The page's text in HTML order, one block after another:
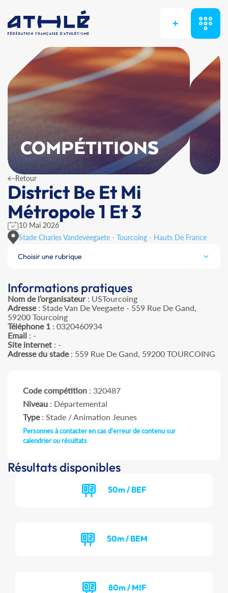
+
COMPÉTITIONS
Retour
District Be Et Mi
Métropole 1 Et 3
10 Mai 2026
Stade Charles Vandeveegaete - Tourcoing - Hauts De France
Choisir une rubrique
Informations pratiques
Nom de l’organisateur: USTourcoing
Adresse: Stade Van De Veegaete - 559 Rue De Gand,
59200 Tourcoing
Téléphone 1 : 0320460934
Email : -
Site internet : -
Adresse du stade: 559 Rue De Gand, 59200 TOURCOING
Code compétition : 320487
Niveau : Départemental
Type: Stade / Animation Jeunes
Personnes à contacter en cas d'erreur de contenu sur
calendrier ou résultats
Résultats disponibles
50m / BEF
50m / BEM
80m / MIF